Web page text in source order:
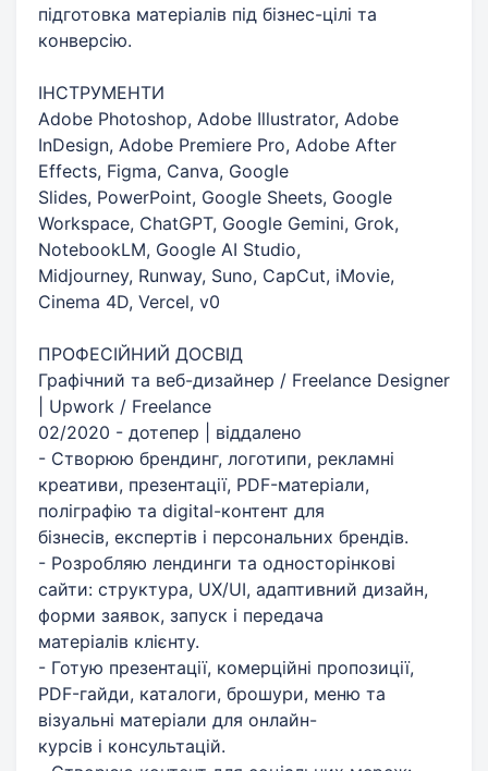
підготовка матеріалів під бізнес-цілі та
конверсію.
ІНСТРУМЕНТИ
Adobe Photoshop, Adobe Illustrator, Adobe
InDesign, Adobe Premiere Pro, Adobe After
Effects, Figma, Canva, Google
Slides, PowerPoint, Google Sheets, Google
Workspace, ChatGPT, Google Gemini, Grok,
NotebookLM, Google AI Studio,
Midjourney, Runway, Suno, CapCut, iMovie,
Cinema 4D, Vercel, v0
ПРОФЕСІЙНИЙ ДОСВІД
Графічний та веб-дизайнер / Freelance Designer
| Upwork / Freelance
02/2020 - дотепер | віддалено
- Створюю брендинг, логотипи, рекламні
креативи, презентації, PDF-матеріали,
поліграфію та digital-контент для
бізнесів, експертів і персональних брендів.
- Розробляю лендинги та односторінкові
сайти: структура, UX/UI, адаптивний дизайн,
форми заявок, запуск і передача
матеріалів клієнту.
- Готую презентації, комерційні пропозиції,
PDF-гайди, каталоги, брошури, меню та
візуальні матеріали для онлайн-
курсів і консультацій.